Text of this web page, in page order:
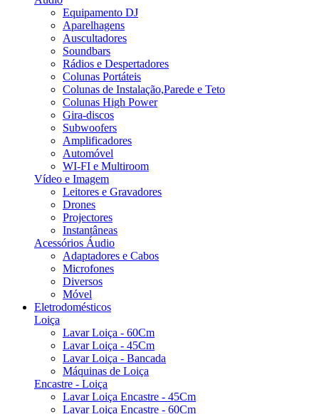
Equipamento DJ
Aparelhagens
Auscultadores
Soundbars
Rádios e Despertadores
Colunas Portáteis
Colunas de Instalação,Parede e Teto
Colunas High Power
Gira-discos
Subwoofers
Amplificadores
Automóvel
WI-FI e Multiroom
Vídeo e Imagem
Leitores e Gravadores
Drones
Projectores
Instantâneas
Acessórios Áudio
Adaptadores e Cabos
Microfones
Diversos
Móvel
Eletrodomésticos
Loiça
Lavar Loiça - 60Cm
Lavar Loiça - 45Cm
Lavar Loiça - Bancada
Máquinas de Loiça
Encastre - Loiça
Lavar Loiça Encastre - 45Cm
Lavar Loiça Encastre - 60Cm